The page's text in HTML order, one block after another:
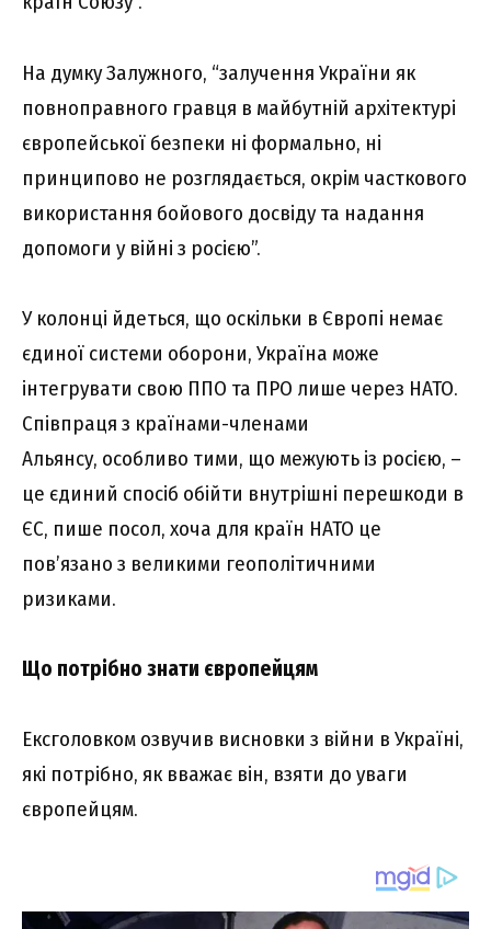
На думку Залужного, “залучення України як
повноправного гравця в майбутній архітектурі
європейської безпеки ні формально, ні
принципово не розглядається, окрім часткового
використання бойового досвіду та надання
допомоги у війні з росією”.
У колонці йдеться, що оскільки в Європі немає
єдиної системи оборони, Україна може
інтегрувати свою ППО та ПРО лише через НАТО.
Співпраця з країнами-членами
Альянсу, особливо тими, що межують із росією, –
це єдиний спосіб обійти внутрішні перешкоди в
ЄС, пише посол, хоча для країн НАТО це
пов’язано з великими геополітичними
ризиками.
Що потрібно знати європейцям
Ексголовком озвучив висновки з війни в Україні,
які потрібно, як вважає він, взяти до уваги
європейцям.